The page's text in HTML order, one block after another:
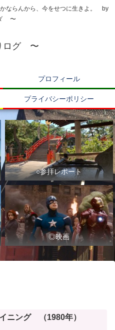
ならんから、今をせつに生きよ。 by
〜
ログ 〜
プロフィール
プライバシーポリシー
○参拝レポート
◎映画
ニング （1980年）